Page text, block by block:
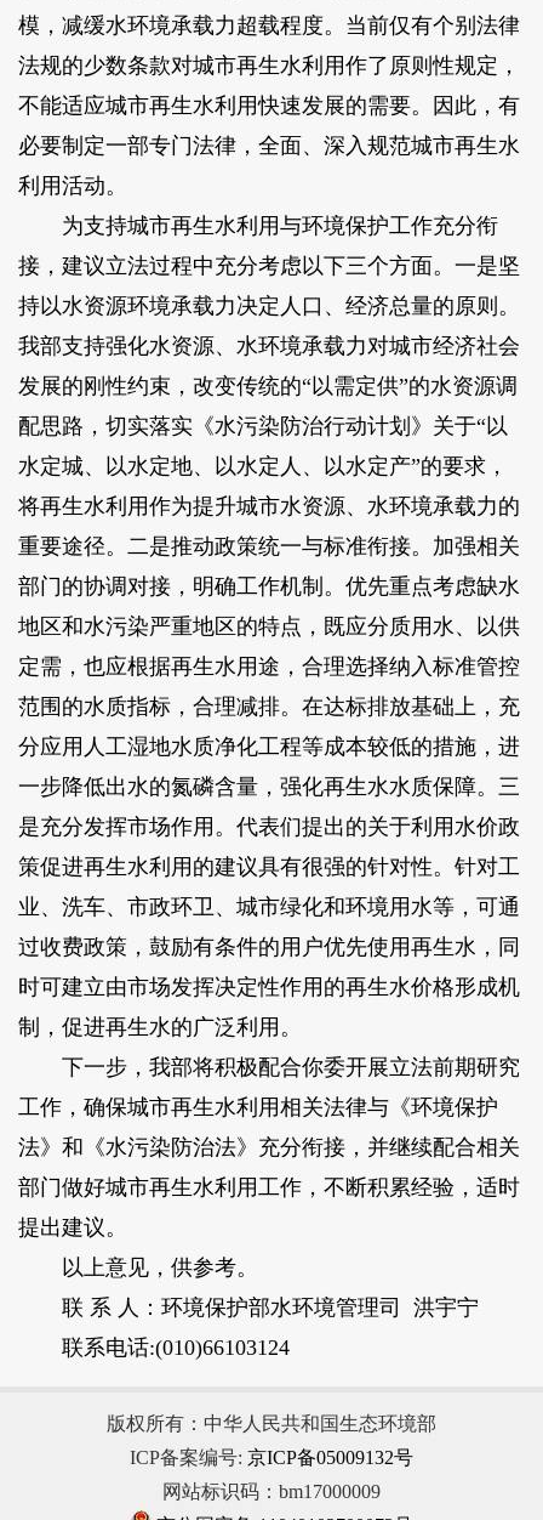
模，减缓水环境承载力超载程度。当前仅有个别法律
法规的少数条款对城市再生水利用作了原则性规定，
不能适应城市再生水利用快速发展的需要。因此，有
必要制定一部专门法律，全面、深入规范城市再生水
利用活动。
为支持城市再生水利用与环境保护工作充分衔
接，建议立法过程中充分考虑以下三个方面。一是坚
持以水资源环境承载力决定人口、经济总量的原则。
我部支持强化水资源、水环境承载力对城市经济社会
发展的刚性约束，改变传统的“以需定供”的水资源调
配思路，切实落实《水污染防治行动计划》关于“以
水定城、以水定地、以水定人、以水定产”的要求，
将再生水利用作为提升城市水资源、水环境承载力的
重要途径。二是推动政策统一与标准衔接。加强相关
部门的协调对接，明确工作机制。优先重点考虑缺水
地区和水污染严重地区的特点，既应分质用水、以供
定需，也应根据再生水用途，合理选择纳入标准管控
范围的水质指标，合理减排。在达标排放基础上，充
分应用人工湿地水质净化工程等成本较低的措施，进
一步降低出水的氮磷含量，强化再生水水质保障。三
是充分发挥市场作用。代表们提出的关于利用水价政
策促进再生水利用的建议具有很强的针对性。针对工
业、洗车、市政环卫、城市绿化和环境用水等，可通
过收费政策，鼓励有条件的用户优先使用再生水，同
时可建立由市场发挥决定性作用的再生水价格形成机
制，促进再生水的广泛利用。
下一步，我部将积极配合你委开展立法前期研究
工作，确保城市再生水利用相关法律与《环境保护
法》和《水污染防治法》充分衔接，并继续配合相关
部门做好城市再生水利用工作，不断积累经验，适时
提出建议。
以上意见，供参考。
联 系 人：环境保护部水环境管理司 洪宇宁
联系电话:(010)66103124
版权所有：中华人民共和国生态环境部
ICP备案编号: 京ICP备05009132号
网站标识码：bm17000009